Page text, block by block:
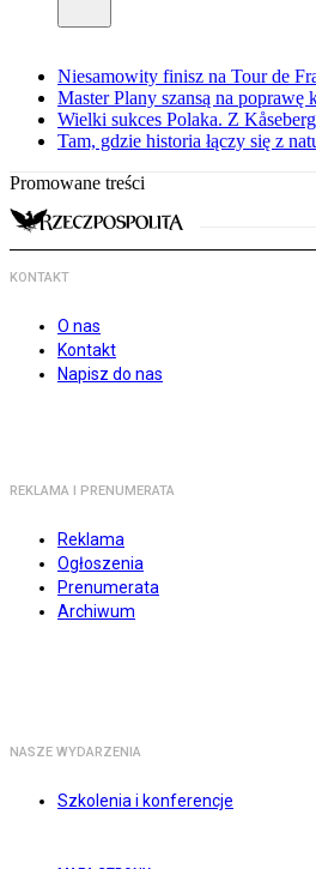
Niesamowity finisz na Tour de
Master Plany szansą na
Wielki sukces Polaka. Z
Tam, gdzie historia łączy się z
Promowane treści
KONTAKT
O nas
Kontakt
Napisz do nas
REKLAMA I PRENUMERATA
Reklama
Ogłoszenia
Prenumerata
Archiwum
NASZE WYDARZENIA
Szkolenia i konferencje